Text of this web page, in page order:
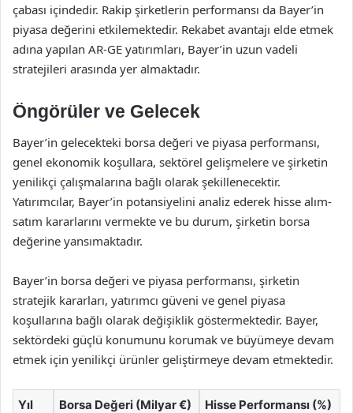
çabası içindedir. Rakip şirketlerin performansı da Bayer’in
piyasa değerini etkilemektedir. Rekabet avantajı elde etmek
adına yapılan AR-GE yatırımları, Bayer’in uzun vadeli
stratejileri arasında yer almaktadır.
Öngörüler ve Gelecek
Bayer’in gelecekteki borsa değeri ve piyasa performansı,
genel ekonomik koşullara, sektörel gelişmelere ve şirketin
yenilikçi çalışmalarına bağlı olarak şekillenecektir.
Yatırımcılar, Bayer’in potansiyelini analiz ederek hisse alım-
satım kararlarını vermekte ve bu durum, şirketin borsa
değerine yansımaktadır.
Bayer’in borsa değeri ve piyasa performansı, şirketin
stratejik kararları, yatırımcı güveni ve genel piyasa
koşullarına bağlı olarak değişiklik göstermektedir. Bayer,
sektördeki güçlü konumunu korumak ve büyümeye devam
etmek için yenilikçi ürünler geliştirmeye devam etmektedir.
Yıl Borsa Değeri (Milyar €) Hisse Performansı (%)